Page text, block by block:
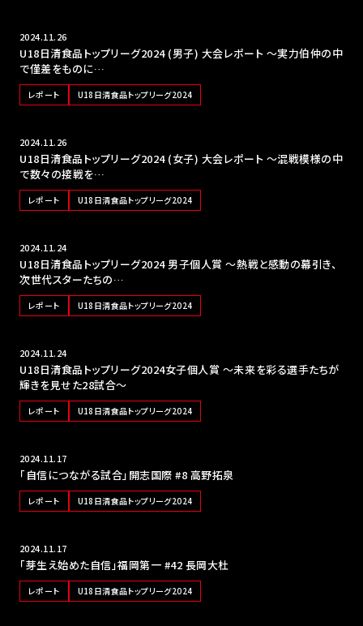
2024.11.26
U18日清食品トップリーグ2024 (男子) 大会レポート ～実力伯仲の中
で僅差をものに…
レポート U18日清食品トップリーグ2024
2024.11.26
U18日清食品トップリーグ2024 (女子) 大会レポート ～混戦模様の中
で数々の接戦を…
レポート U18日清食品トップリーグ2024
2024.11.24
U18日清食品トップリーグ2024 男子個人賞 〜熱戦と感動の幕引き、
次世代スターたちの…
レポート U18日清食品トップリーグ2024
2024.11.24
U18日清食品トップリーグ2024女子個人賞 〜未来を彩る選手たちが
輝きを見せた28試合〜
レポート U18日清食品トップリーグ2024
2024.11.17
「自信につながる試合」開志国際 #8 高野拓泉
レポート U18日清食品トップリーグ2024
2024.11.17
「芽生え始めた自信」福岡第一 #42 長岡大杜
レポート U18日清食品トップリーグ2024